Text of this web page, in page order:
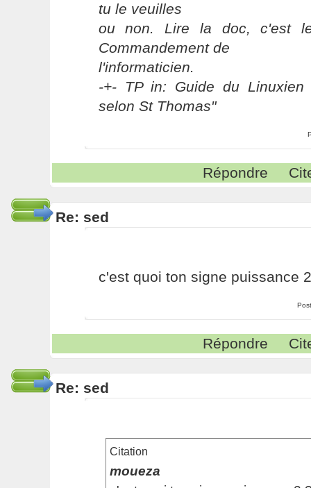
tu le veuilles
ou non. Lire la doc, c'est
Commandement de
l'informaticien.
-+- TP in: Guide du Linuxien
selon St Thomas"
Répondre
Re: sed
c'est quoi ton signe puissance
Répondre
Re: sed
Citation
moueza